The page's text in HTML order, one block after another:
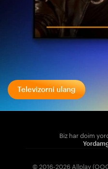
Televizorni ulang
Biz har doim
© 2016-2026 Allplay